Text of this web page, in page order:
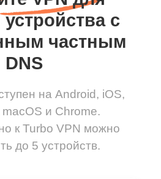
с
частным
DNS
на Android, iOS,
и Chrome.
к Turbo VPN можно
до 5 устройств.